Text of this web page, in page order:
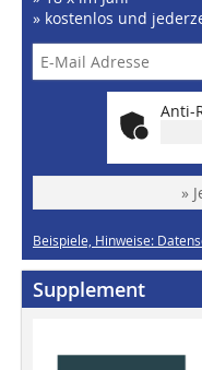
» kostenlos und
Anti-
»
Beispiele, Hinweise:
Supplement